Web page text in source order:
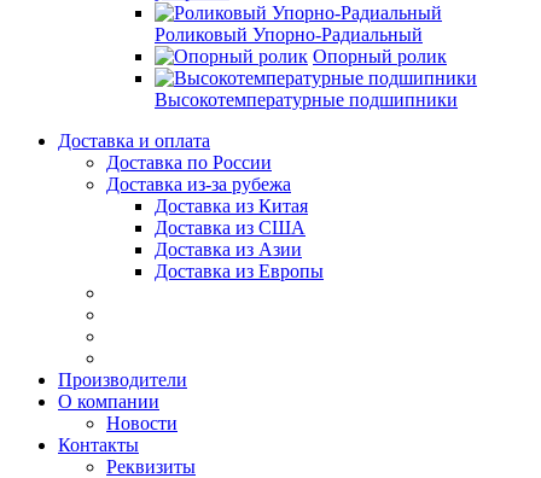
Роликовый Упорно-Радиальный
Опорный ролик
Высокотемпературные подшипники
Доставка и оплата
Доставка по России
Доставка из-за рубежа
Доставка из Китая
Доставка из США
Доставка из Азии
Доставка из Европы
Производители
О компании
Новости
Контакты
Реквизиты